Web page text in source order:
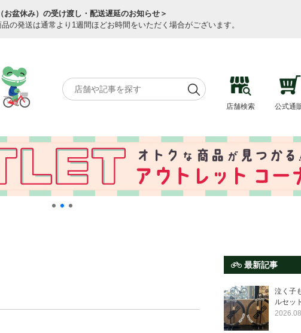
お盆休み）の受け渡し・配送遅延のお知らせ＞
の発送は通常より1週間ほどお時間をいただく場合がございます。
店舗検索 公式通
最新記事
泣く子
ルセッ